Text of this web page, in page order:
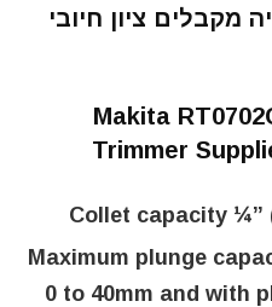
מקבלים ציון חיובי
Makita
Trimmer
Collet capacity ¼”
Maximum plunge
0 to 40mm and with